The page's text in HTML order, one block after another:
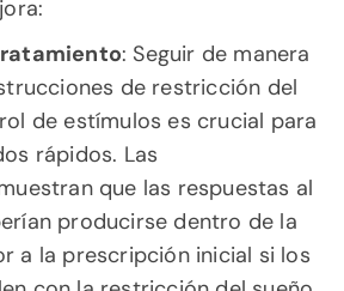
: Seguir de manera
de restricción del
de estímulos es crucial para
rápidos. Las
que las respuestas al
producirse dentro de la
a la prescripción inicial si los